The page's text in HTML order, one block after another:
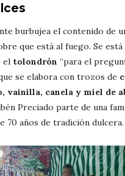
burbujea el contenido de
que está al fuego. Se está
el tolondrón “para el
se elabora con trozos de
vainilla, canela y miel de
Preciado parte de una
70 años de tradición dulcera.